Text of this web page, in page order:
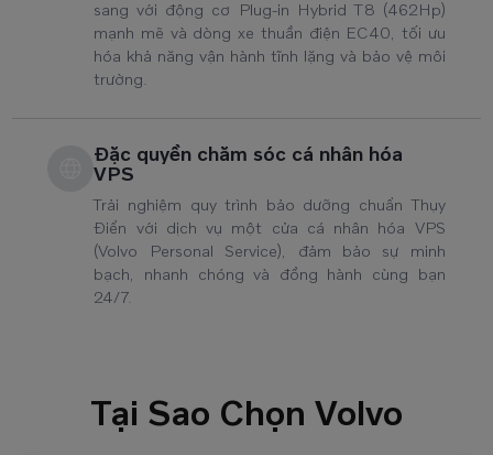
sang với động cơ Plug-in Hybrid T8 (462Hp)
mạnh mẽ và dòng xe thuần điện EC40, tối ưu
hóa khả năng vận hành tĩnh lặng và bảo vệ môi
trường.
Đặc quyền chăm sóc cá nhân hóa
VPS
Trải nghiệm quy trình bảo dưỡng chuẩn Thụy
Điển với dịch vụ một cửa cá nhân hóa VPS
(Volvo Personal Service), đảm bảo sự minh
bạch, nhanh chóng và đồng hành cùng bạn
24/7.
Tại Sao Chọn Volvo